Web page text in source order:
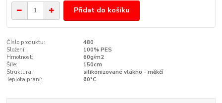
Přidat do košíku
Číslo produktu:
480
Složení:
100% PES
Hmotnost:
60g/m2
Šíře:
150cm
Struktura:
silikonizované vlákno - měkčí
Teplota praní:
60°C